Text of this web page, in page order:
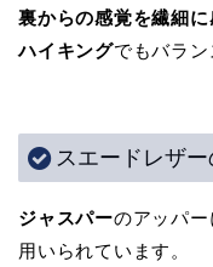
裏からの感覚を繊細に
ハイキングでもバラン
スエードレザ
ジャスパーのアッパー
用いられています。